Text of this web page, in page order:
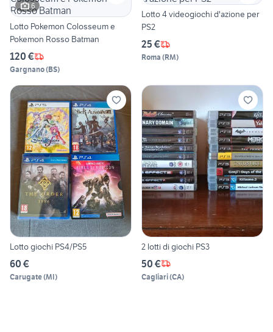
6
Lotto Pokemon Colosseum e
Pokemon Rosso Batman
120 €
Gargnano(BS)
Lotto 4 videogiochi d'azione per
PS2
25 €
Roma (RM)
Lotto giochi PS4/PS5
60 €
Carugate(MI)
2 lotti di giochi PS3
50 €
Cagliari(CA)